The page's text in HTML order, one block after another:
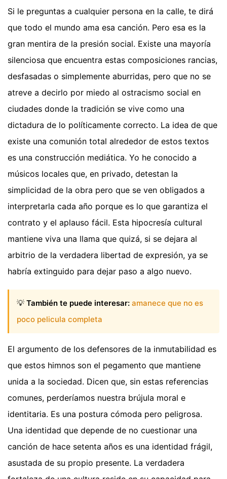
Si le preguntas a cualquier persona en la calle, te dirá
que todo el mundo ama esa canción. Pero esa es la
gran mentira de la presión social. Existe una mayoría
silenciosa que encuentra estas composiciones rancias,
desfasadas o simplemente aburridas, pero que no se
atreve a decirlo por miedo al ostracismo social en
ciudades donde la tradición se vive como una
dictadura de lo políticamente correcto. La idea de que
existe una comunión total alrededor de estos textos
es una construcción mediática. Yo he conocido a
músicos locales que, en privado, detestan la
simplicidad de la obra pero que se ven obligados a
interpretarla cada año porque es lo que garantiza el
contrato y el aplauso fácil. Esta hipocresía cultural
mantiene viva una llama que quizá, si se dejara al
arbitrio de la verdadera libertad de expresión, ya se
habría extinguido para dejar paso a algo nuevo.
💡 También te puede interesar: amanece que no es
poco pelicula completa
El argumento de los defensores de la inmutabilidad es
que estos himnos son el pegamento que mantiene
unida a la sociedad. Dicen que, sin estas referencias
comunes, perderíamos nuestra brújula moral e
identitaria. Es una postura cómoda pero peligrosa.
Una identidad que depende de no cuestionar una
canción de hace setenta años es una identidad frágil,
asustada de su propio presente. La verdadera